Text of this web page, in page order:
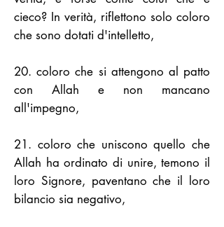
cieco? In verità, riflettono solo coloro
che sono dotati d'intelletto,
20. coloro che si attengono al patto
con Allah e non mancano
all'impegno,
21. coloro che uniscono quello che
Allah ha ordinato di unire, temono il
loro Signore, paventano che il loro
bilancio sia negativo,